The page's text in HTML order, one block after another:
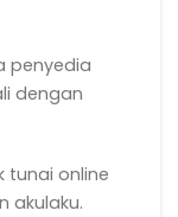
penyedia
dengan
tunai online
akulaku.